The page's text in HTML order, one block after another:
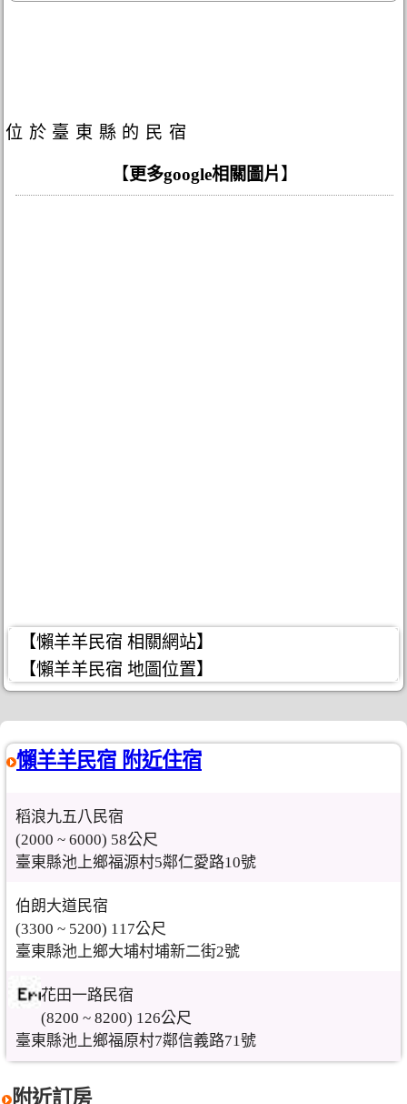
位於臺東縣的民宿
【更多google相關圖片】
【懶羊羊民宿 相關網站】
【懶羊羊民宿 地圖位置】
懶羊羊民宿 附近住宿
稻浪九五八民宿
(2000 ~ 6000) 58公尺
臺東縣池上鄉福源村5鄰仁愛路10號
伯朗大道民宿
(3300 ~ 5200) 117公尺
臺東縣池上鄉大埔村埔新二街2號
花田一路民宿
(8200 ~ 8200) 126公尺
臺東縣池上鄉福原村7鄰信義路71號
附近訂房